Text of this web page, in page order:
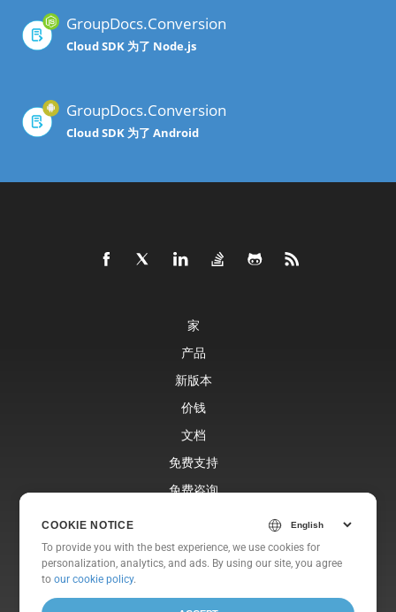
GroupDocs.Conversion
Cloud SDK 为了 Node.js
GroupDocs.Conversion
Cloud SDK 为了 Android
家
产品
新版本
价钱
文档
免费支持
免费咨询
网站
关于
COOKIE NOTICE
To provide you with the best experience, we use cookies for
personalization, analytics, and ads. By using our site, you agree
toour cookie policy.